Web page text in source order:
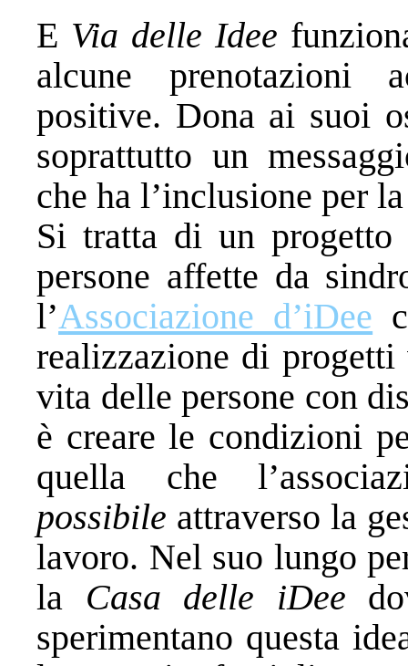
E Via delle Idee
alcune prenotazioni
positive. Dona ai suoi
soprattutto un
che ha l’inclusione per
Si tratta di un progetto
persone affette da
l’Associazione d’iDee
realizzazione di
vita delle persone con
è creare le condizioni
quella che
possibile attraverso la
lavoro. Nel suo lungo
la Casa delle iDee
sperimentano questa